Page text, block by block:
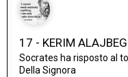
17 - KERIM
Socrates ha risposto al
Della Signora